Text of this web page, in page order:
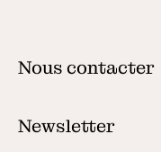
Nous contacter
Newsletter